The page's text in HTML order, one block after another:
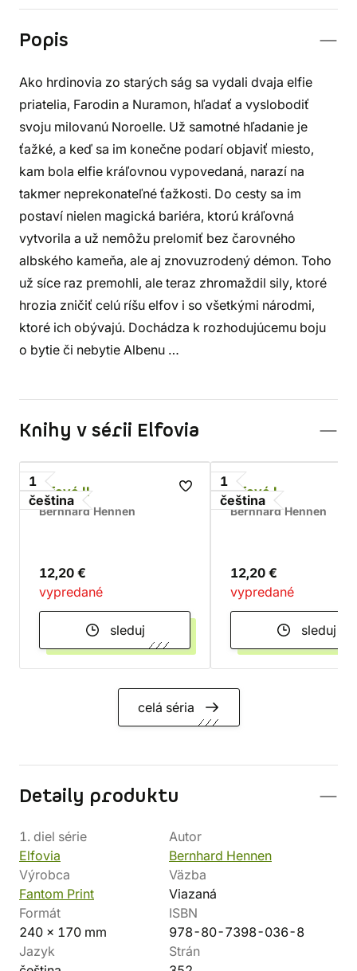
Popis
Ako hrdinovia zo starých ság sa vydali dvaja elfie
priatelia, Farodin a Nuramon, hľadať a vyslobodiť
svoju milovanú Noroelle. Už samotné hľadanie je
ťažké, a keď sa im konečne podarí objaviť miesto,
kam bola elfie kráľovnou vypovedaná, narazí na
takmer neprekonateľné ťažkosti. Do cesty sa im
postaví nielen magická bariéra, ktorú kráľovná
vytvorila a už nemôžu prelomiť bez čarovného
albského kameňa, ale aj znovuzrodený démon. Toho
už síce raz premohli, ale teraz zhromaždil sily, ktoré
hrozia zničiť celú ríšu elfov i so všetkými národmi,
ktoré ich obývajú. Dochádza k rozhodujúcemu boju
o bytie či nebytie Albenu …
Knihy v sérii Elfovia
1
čeština
Elfové II
Bernhard Hennen
12,20 €
vypredané
sleduj
1
čeština
Elfové I
Bernhard Hennen
12,20 €
vypredané
sleduj
celá séria
Detaily produktu
1. diel série
Elfovia
Autor
Bernhard Hennen
Výrobca
Fantom Print
Väzba
Viazaná
Formát
240 x 170 mm
ISBN
978-80-7398-036-8
Jazyk
Strán